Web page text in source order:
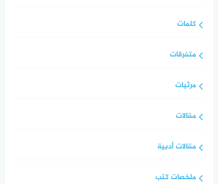
كلمات
متفرقات
مرثيات
مقالات
مقالات أدبية
ملخصات كتب